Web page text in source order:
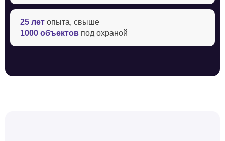
25 лет опыта, свыше
1000 объектов под охраной